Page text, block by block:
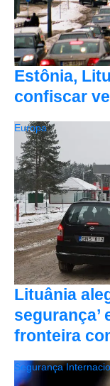
Estônia,
confiscar
Lituânia
segurança’
fronteira
Europa
Segurança